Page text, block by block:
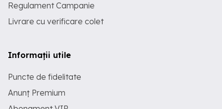
Regulament Campanie
Livrare cu verificare colet
Informații utile
Puncte de fidelitate
Anunț Premium